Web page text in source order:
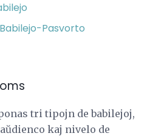
Pasvorto
tri tipojn de babilejoj,
kaj nivelo de